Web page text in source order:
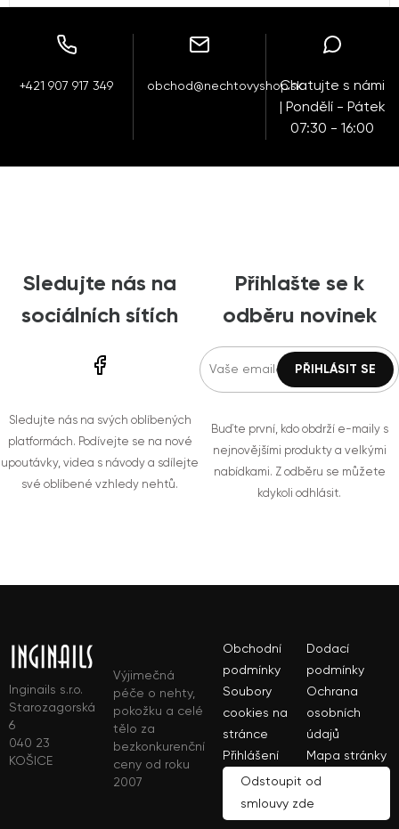
+421 907 917 349 obchod@nechtovyshop.skChatujte s námi
| Pondělí - Pátek
07:30 - 16:00
Sledujte nás na
sociálních sítích
Sledujte nás na svých oblíbených
platformách. Podívejte se na nové
upoutávky, videa s návody a sdílejte
své oblíbené vzhledy nehtů.
Přihlašte se k
odběru novinek
Buďte první, kdo obdrží e-maily s
nejnovějšími produkty a velkými
nabídkami. Z odběru se můžete
kdykoli odhlásit.
Inginails s.r.o.
Starozagorská
6
040 23
KOŠICE
Výjimečná
péče o nehty,
pokožku a celé
tělo za
bezkonkurenční
ceny od roku
2007
Obchodní
podmínky
Dodací
podmínky
Soubory
cookies na
stránce
Ochrana
osobních
údajů
Přihlášení
Mapa stránky
Odstoupit od
smlouvy zde